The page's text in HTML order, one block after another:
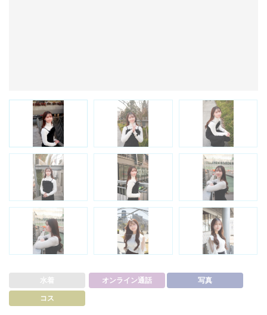
水着
コス
写真
オンライン通話